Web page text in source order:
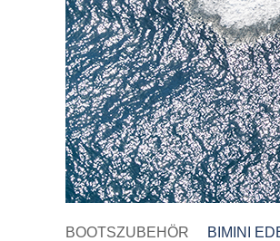
BOOTSZUBEHÖR BIMINI